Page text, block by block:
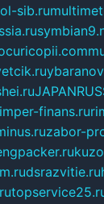
sib.ru
imper-finans.ru
zabor-
dsrazvitie.ru